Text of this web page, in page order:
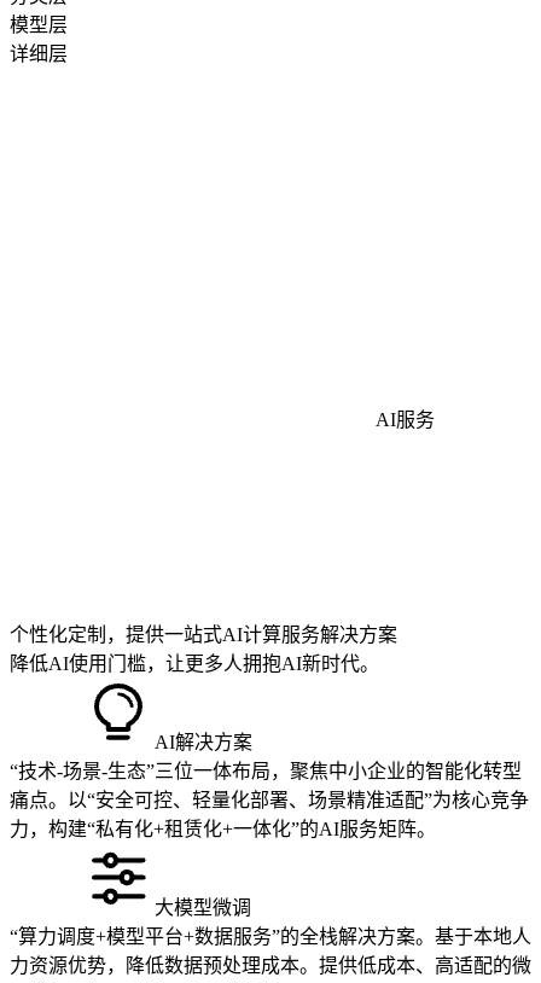
模型层
详细层
AI服务
个性化定制，提供一站式AI计算服务解决方案
降低AI使用门槛，让更多人拥抱AI新时代。
AI解决方案
“技术-场景-生态”三位一体布局，聚焦中小企业的智能化转型
痛点。以“安全可控、轻量化部署、场景精准适配”为核心竞争
力，构建“私有化+租赁化+一体化”的AI服务矩阵。
大模型微调
“算力调度+模型平台+数据服务”的全栈解决方案。基于本地人
力资源优势，降低数据预处理成本。提供低成本、高适配的微